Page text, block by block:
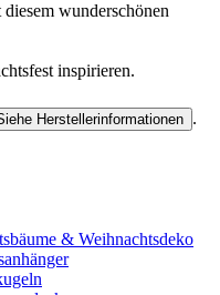
wunderschönen
inspirieren.
Herstellerinformationen .
& Weihnachtsdeko